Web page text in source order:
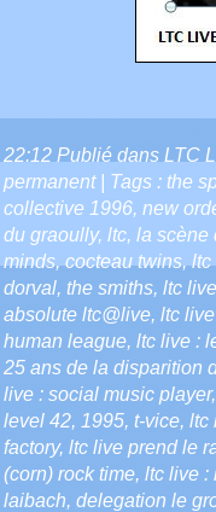
22:12 Publié dans LTC
permanent| Tags : the
collective 1996, new
du graoully, ltc, la scène
minds,cocteau twins,ltc
dorval, the smiths, ltc
absolute ltc@live, ltc
human league, ltc live :
25 ans de la disparition
live : social music player
level 42, 1995, t-vice, ltc
factory, ltc live prend le
(corn) rock time, ltc live :
laibach, delegation le